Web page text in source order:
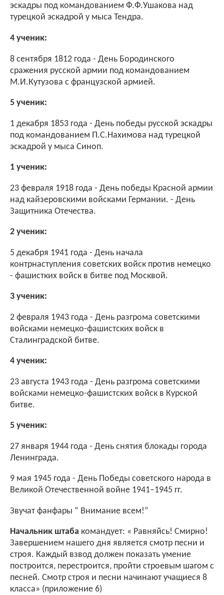
эскадры под командованием Ф.Ф.Ушакова над
турецкой эскадрой у мыса Тендра.
4 ученик:
8 сентября 1812 года - День Бородинского
сражения русской армии под командованием
М.И.Кутузова с французской армией.
5 ученик:
1 декабря 1853 года - День победы русской эскадры
под командованием П.С.Нахимова над турецкой
эскадрой у мыса Синоп.
1 ученик:
23 февраля 1918 года - День победы Красной армии
над кайзеровскими войсками Германии. - День
Защитника Отечества.
2 ученик:
5 декабря 1941 года - День начала
контрнаступления советских войск против немецко
- фашистких войск в битве под Москвой.
3 ученик:
2 февраля 1943 года - День разгрома советскими
войсками немецко-фашистских войск в
Сталинградской битве.
4 ученик:
23 августа 1943 года - День разгрома советскими
войсками немецко-фашистских войск в Курской
битве.
5 ученик:
27 января 1944 года - День снятия блокады города
Ленинграда.
9 мая 1945 года - День Победы советского народа в
Великой Отечественной войне 1941–1945 гг.
Звучат фанфары “ Внимание всем!”
Начальник штаба командует: « Равняйсь! Смирно!
Завершением нашего дня является смотр песни и
строя. Каждый взвод должен показать умение
построится, перестроится, пройти строевым шагом с
песней. Смотр строя и песни начинают учащиеся 8
класса» (приложение 6)